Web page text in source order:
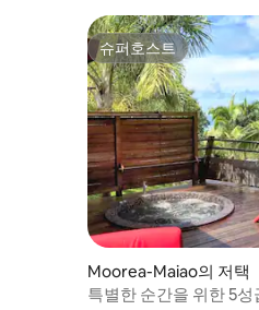
슈퍼호스트
슈퍼호스트
Moorea-Maiao의 저택
특별한 순간을 위한 5성